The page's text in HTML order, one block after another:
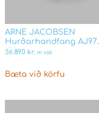
ARNE JACOBSEN
Hurðarhandfang AJ97
-59mm Messing fyrir
36.890 kr. m vsk
Bæta við körfu